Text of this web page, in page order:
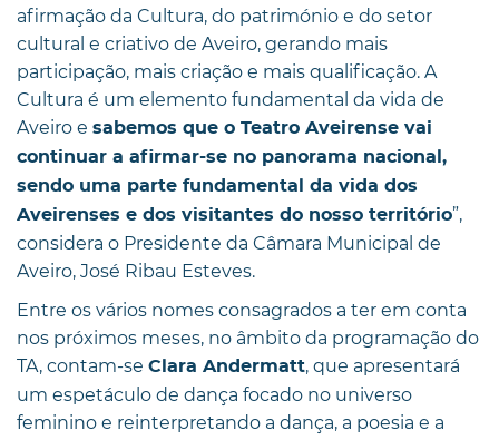
afirmação da Cultura, do património e do setor
cultural e criativo de Aveiro, gerando mais
participação, mais criação e mais qualificação. A
Cultura é um elemento fundamental da vida de
Aveiro e sabemos que o Teatro Aveirense vai
continuar a afirmar-se no panorama nacional,
sendo uma parte fundamental da vida dos
Aveirenses e dos visitantes do nosso território”,
considera o Presidente da Câmara Municipal de
Aveiro, José Ribau Esteves.
Entre os vários nomes consagrados a ter em conta
nos próximos meses, no âmbito da programação do
TA, contam-se Clara Andermatt, que apresentará
um espetáculo de dança focado no universo
feminino e reinterpretando a dança, a poesia e a